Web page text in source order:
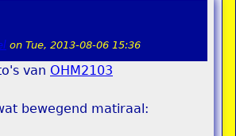
on Tue, 2013-08-06 15:36
van OHM2103
bewegend matiraal: